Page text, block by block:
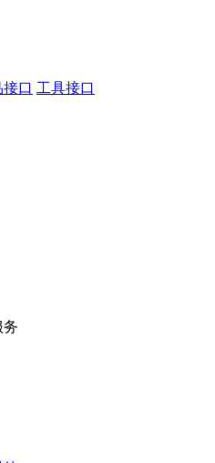
接口 工具接口
务